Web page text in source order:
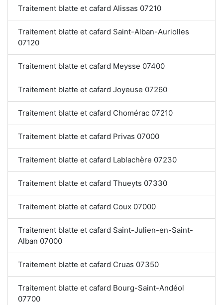
Traitement blatte et cafard Alissas 07210
Traitement blatte et cafard Saint-Alban-Auriolles
07120
Traitement blatte et cafard Meysse 07400
Traitement blatte et cafard Joyeuse 07260
Traitement blatte et cafard Chomérac 07210
Traitement blatte et cafard Privas 07000
Traitement blatte et cafard Lablachère 07230
Traitement blatte et cafard Thueyts 07330
Traitement blatte et cafard Coux 07000
Traitement blatte et cafard Saint-Julien-en-Saint-
Alban 07000
Traitement blatte et cafard Cruas 07350
Traitement blatte et cafard Bourg-Saint-Andéol
07700